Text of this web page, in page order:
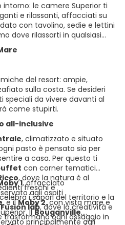
le camere Superior ti
e rilassanti, affacciati su
con tavolino, sedie e lettini
dove rilassarti in qualsiasi
del resort: ampie,
sulla costa. Se desideri
da vivere davanti al
come stupirti.
all-inclusive
, climatizzato e situato
pasto è pensato sia per
a casa. Per questo ti
con corner tematici
, dove la natura è al
freschi e
i sapori del territorio e la
Fusion lab, dove la creatività e
ogni assaggio in
1, affacciato
agli ospiti
, e ilMoby 2, con vista mare e
IlBouganville,
principalmente agli